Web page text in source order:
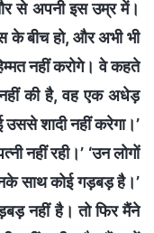
से अपनी इस उम्र में।
के बीच हो, और अभी भी
नहीं करोगे। वे कहते
नहीं की है, वह एक अधेड़
उससे शादी नहीं करेगा।’
नहीं रही।’ ‘उन लोगों
साथ कोई गड़बड़ है।’
नहीं है। तो फिर मैंने